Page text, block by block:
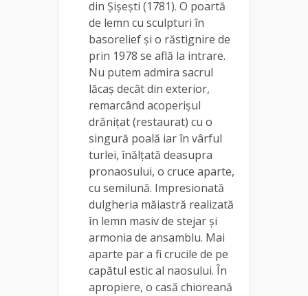
din Șișești (1781). O poartă
de lemn cu sculpturi în
basorelief și o răstignire de
prin 1978 se află la intrare.
Nu putem admira sacrul
lăcaș decât din exterior,
remarcând acoperișul
drănițat (restaurat) cu o
singură poală iar în vârful
turlei, înălțată deasupra
pronaosului, o cruce aparte,
cu semilună. Impresionată
dulgheria măiastră realizată
în lemn masiv de stejar și
armonia de ansamblu. Mai
aparte par a fi crucile de pe
capătul estic al naosului. În
apropiere, o casă chioreană